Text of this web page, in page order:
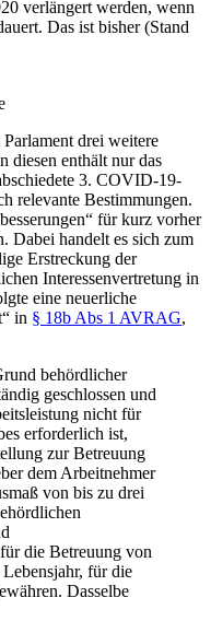
verlängert werden, wenn
Das ist bisher (Stand
drei weitere
diesen enthält nur das
3. COVID-19-
relevante Bestimmungen.
für kurz vorher
Dabei handelt es sich zum
Erstreckung der
Interessenvertretung in
eine neuerliche
in § 18b Abs 1 AVRAG,
behördlicher
geschlossen und
nicht für
erforderlich ist,
zur Betreuung
dem Arbeitnehmer
von bis zu drei
die Betreuung von
für die
Dasselbe